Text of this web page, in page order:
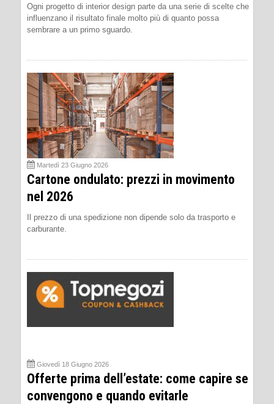
Ogni progetto di interior design parte da una serie di scelte che
influenzano il risultato finale molto più di quanto possa
sembrare a un primo sguardo.
Martedì 23 Giugno 2026
Cartone ondulato: prezzi in movimento
nel 2026
Il prezzo di una spedizione non dipende solo da trasporto e
carburante.
Giovedì 18 Giugno 2026
Offerte prima dell’estate: come capire se
convengono e quando evitarle